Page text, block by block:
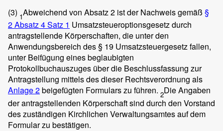
(3) 1Abweichend von Absatz 2 ist der Nachweis gemäß §
2 Absatz 4 Satz 1 Umsatzsteueroptionsgesetz durch
antragstellende Körperschaften, die unter den
Anwendungsbereich des § 19 Umsatzsteuergesetz fallen,
unter Beifügung eines beglaubigten
Protokollbuchauszuges über die Beschlussfassung zur
Antragstellung mittels des dieser Rechtsverordnung als
Anlage 2beigefügten Formulars zu führen. 2Die Angaben
der antragstellenden Körperschaft sind durch den Vorstand
des zuständigen Kirchlichen Verwaltungsamtes auf dem
Formular zu bestätigen.